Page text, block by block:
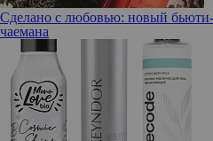
Сделано с любовью: новый
чаемана